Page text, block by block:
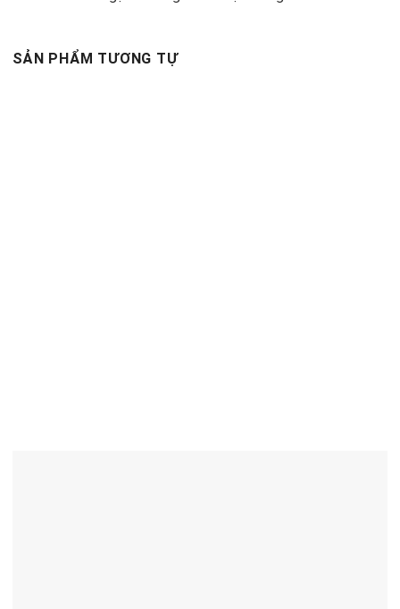
SẢN PHẨM TƯƠNG TỰ